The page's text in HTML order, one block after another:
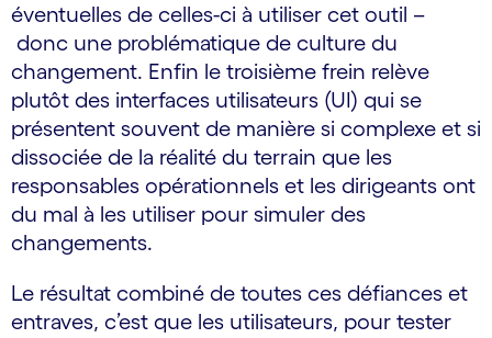
éventuelles de celles-ci à utiliser cet outil –
donc une problématique de culture du
changement. Enfin le troisième frein relève
plutôt des interfaces utilisateurs (UI) qui se
présentent souvent de manière si complexe et si
dissociée de la réalité du terrain que les
responsables opérationnels et les dirigeants ont
du mal à les utiliser pour simuler des
changements.
Le résultat combiné de toutes ces défiances et
entraves, c’est que les utilisateurs, pour tester